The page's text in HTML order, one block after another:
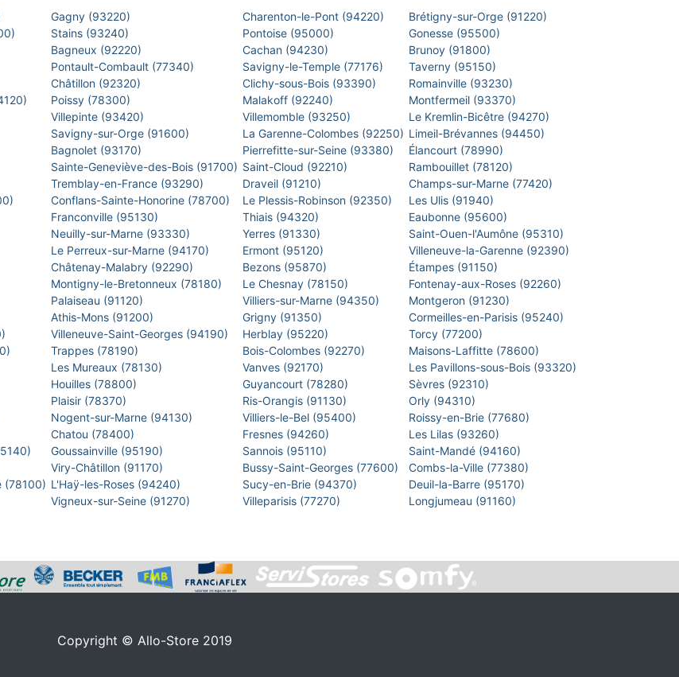
(78100)
Gagny (93220)
Stains (93240)
Bagneux (92220)
Pontault-Combault (77340)
Châtillon (92320)
Poissy (78300)
Villepinte (93420)
Savigny-sur-Orge (91600)
Bagnolet (93170)
Sainte-Geneviève-des-Bois (91700)
Tremblay-en-France (93290)
Conflans-Sainte-Honorine (78700)
Franconville (95130)
Neuilly-sur-Marne (93330)
Le Perreux-sur-Marne (94170)
Châtenay-Malabry (92290)
Montigny-le-Bretonneux (78180)
Palaiseau (91120)
Athis-Mons (91200)
Villeneuve-Saint-Georges (94190)
Trappes (78190)
Les Mureaux (78130)
Houilles (78800)
Plaisir (78370)
Nogent-sur-Marne (94130)
Chatou (78400)
Goussainville (95190)
Viry-Châtillon (91170)
L'Haÿ-les-Roses (94240)
Vigneux-sur-Seine (91270)
Charenton-le-Pont (94220)
Pontoise (95000)
Cachan (94230)
Savigny-le-Temple (77176)
Clichy-sous-Bois (93390)
Malakoff (92240)
Villemomble (93250)
La Garenne-Colombes (92250)
Pierrefitte-sur-Seine (93380)
Saint-Cloud (92210)
Draveil (91210)
Le Plessis-Robinson (92350)
Thiais (94320)
Yerres (91330)
Ermont (95120)
Bezons (95870)
Le Chesnay (78150)
Villiers-sur-Marne (94350)
Grigny (91350)
Herblay (95220)
Bois-Colombes (92270)
Vanves (92170)
Guyancourt (78280)
Ris-Orangis (91130)
Villiers-le-Bel (95400)
Fresnes (94260)
Sannois (95110)
Bussy-Saint-Georges (77600)
Sucy-en-Brie (94370)
Villeparisis (77270)
Brétigny-sur-Orge (91220)
Gonesse (95500)
Brunoy (91800)
Taverny (95150)
Romainville (93230)
Montfermeil (93370)
Le Kremlin-Bicêtre (94270)
Limeil-Brévannes (94450)
Élancourt (78990)
Rambouillet (78120)
Champs-sur-Marne (77420)
Les Ulis (91940)
Eaubonne (95600)
Saint-Ouen-l'Aumône (95310)
Villeneuve-la-Garenne (92390)
Étampes (91150)
Fontenay-aux-Roses (92260)
Montgeron (91230)
Cormeilles-en-Parisis (95240)
Torcy (77200)
Maisons-Laffitte (78600)
Les Pavillons-sous-Bois (93320)
Sèvres (92310)
Orly (94310)
Roissy-en-Brie (77680)
Les Lilas (93260)
Saint-Mandé (94160)
Combs-la-Ville (77380)
Deuil-la-Barre (95170)
Longjumeau (91160)
Copyright © Allo-Store 2019